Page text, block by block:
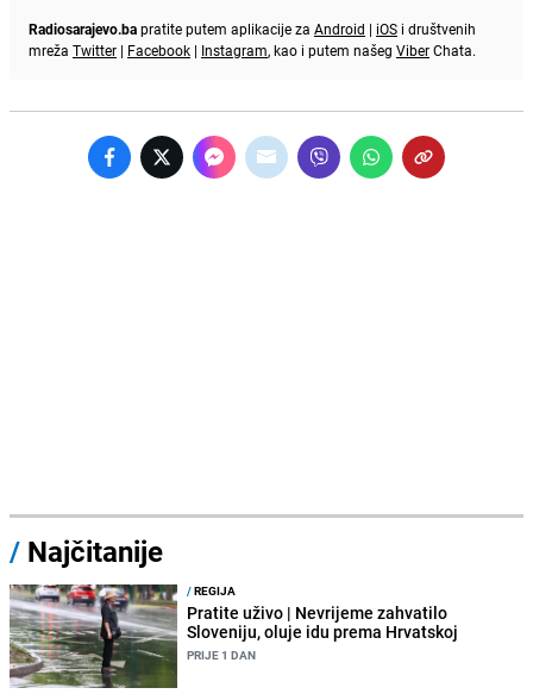
Radiosarajevo.bapratite putem aplikacije za Android | iOS i društvenih
mreža Twitter | Facebook | Instagram, kao i putem našeg ViberChata.
/ Najčitanije
/REGIJA
Pratite uživo | Nevrijeme zahvatilo
Sloveniju, oluje idu prema Hrvatskoj
PRIJE 1 DAN